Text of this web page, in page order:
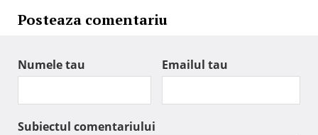
Posteaza comentariu
Numele tau Emailul tau
Subiectul comentariului